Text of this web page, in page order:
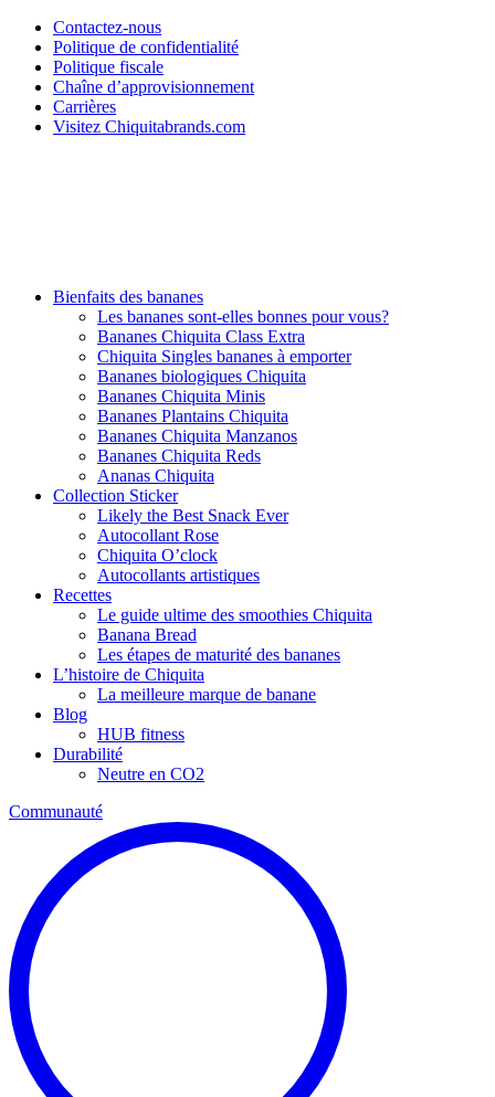
Contactez-nous
Politique de confidentialité
Politique fiscale
Chaîne d’approvisionnement
Carrières
Visitez Chiquitabrands.com
Bienfaits des bananes
Les bananes sont-elles bonnes pour vous?
Bananes Chiquita Class Extra
Chiquita Singles bananes à emporter
Bananes biologiques Chiquita
Bananes Chiquita Minis
Bananes Plantains Chiquita
Bananes Chiquita Manzanos
Bananes Chiquita Reds
Ananas Chiquita
Collection Sticker
Likely the Best Snack Ever
Autocollant Rose
Chiquita O’clock
Autocollants artistiques
Recettes
Le guide ultime des smoothies Chiquita
Banana Bread
Les étapes de maturité des bananes
L’histoire de Chiquita
La meilleure marque de banane
Blog
HUB fitness
Durabilité
Neutre en CO2
Communauté